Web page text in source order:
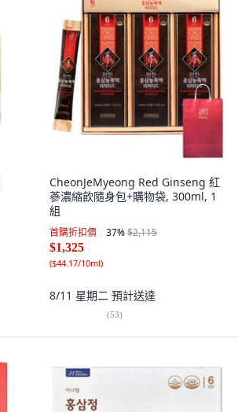
CheonJeMyeong Red Ginseng 紅
蔘濃縮飲隨身包+購物袋, 300ml, 1
組
首購折扣價 37%$2,115
$1,325
($44.17/10ml)
8/11 星期二 預計送達
(53)